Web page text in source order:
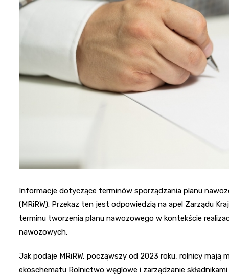
Informacje dotyczące terminów sporządzania planu
(MRiRW). Przekaz ten jest odpowiedzią na apel Zarządu
terminu tworzenia planu nawozowego w kontekście
nawozowych.
Jak podaje MRiRW, począwszy od 2023 roku, rolnicy mają
ekoschematu Rolnictwo węglowe i zarządzanie